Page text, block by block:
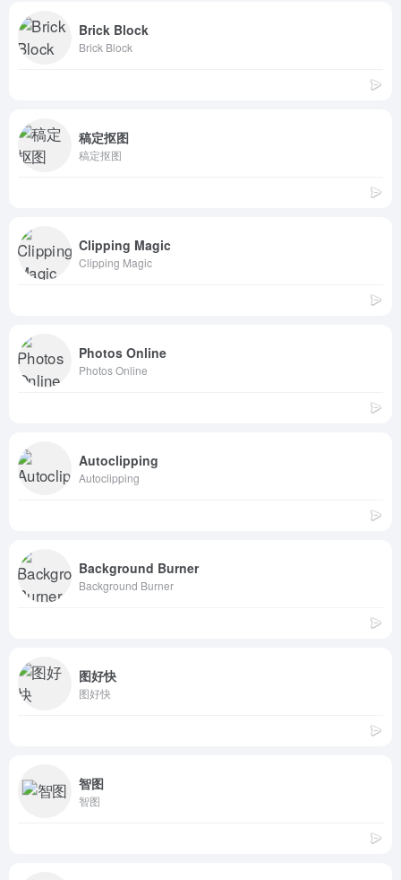
Brick Block
Brick Block
稿定抠图
稿定抠图
Clipping Magic
Clipping Magic
Photos Online
Photos Online
Autoclipping
Autoclipping
Background Burner
Background Burner
图好快
图好快
智图
智图